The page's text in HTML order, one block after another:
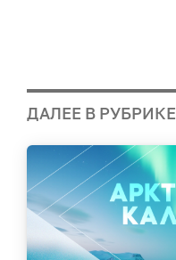
ДАЛЕЕ В РУБРИКЕ